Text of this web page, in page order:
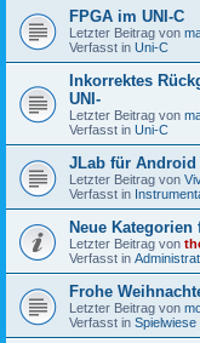
FPGA im UNI-C
Letzter Beitrag von
Verfasst in Uni-C
Inkorrektes
UNI-
Letzter Beitrag von
Verfasst in Uni-C
JLab für Android
Letzter Beitrag von
Verfasst in
Neue Kategorien
Letzter Beitrag von
Verfasst in
Frohe
Letzter Beitrag von
Verfasst in Spielwiese